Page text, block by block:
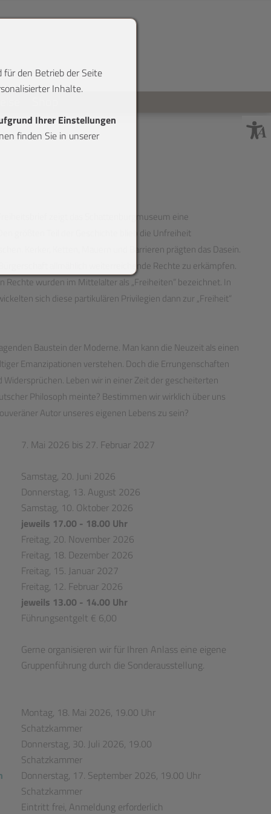
zeigt das Schattenburgmuseum eine
größten Teil der Geschichte blieb die Unfreiheit
Kerker, Ketten, Mauern und Barrieren prägten das Dasein.
allmählich weiterreichende Rechte zu erkämpfen.
Rechte wurden im Mittelalter als „Freiheiten“ bezeichnet. In
sich diese partikulären Privilegien dann zur „Freiheit“
Baustein der Moderne. Man kann die Neuzeit als einen
Emanzipationen verstehen. Doch die Errungenschaften
Leben wir in einer Zeit der gescheiterten
Philosoph meinte? Bestimmen wir wirklich über uns
Autor unseres eigenen Lebens zu sein?
7. Mai 2026 bis 27. Februar 2027
Samstag, 20. Juni 2026
Donnerstag, 13. August 2026
Samstag, 10. Oktober 2026
jeweils 17.00 - 18.00 Uhr
Freitag, 20. November 2026
Freitag, 18. Dezember 2026
Freitag, 15. Januar 2027
Freitag, 12. Februar 2026
jeweils 13.00 - 14.00 Uhr
Führungsentgelt € 6,00
Gerne organisieren wir für Ihren Anlass eine eigene
Gruppenführung durch die Sonderausstellung.
Montag, 18. Mai 2026, 19.00 Uhr
Schatzkammer
Donnerstag, 30. Juli 2026, 19.00
Schatzkammer
Donnerstag, 17. September 2026, 19.00 Uhr
Schatzkammer
Eintritt frei, Anmeldung erforderlich
für den Betrieb der Seite
Inhalte.
Ihrer Einstellungen
finden Sie in unserer